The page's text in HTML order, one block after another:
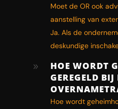
Moet de OR ook
aanstelling van
Ja. Als de
deskundige
9
HOE WORDT
GEREGELD BIJ
Hoe wordt